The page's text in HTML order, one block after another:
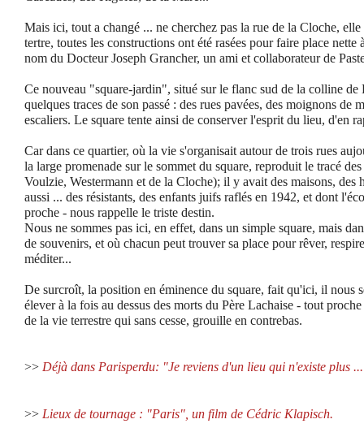
Mais ici, tout a changé ... ne cherchez pas la rue de la Cloche,
tertre, toutes les constructions ont été rasées pour faire place nette
nom du Docteur Joseph Grancher, un ami et collaborateur de
Ce nouveau "square-jardin", situé sur le flanc sud de la colline
quelques traces de son passé : des rues pavées, des moignons de
escaliers. Le square tente ainsi de conserver l'esprit du lieu, d'en
Car dans ce quartier, où la vie s'organisait autour de trois rues
la large promenade sur le sommet du square, reproduit le tracé
Voulzie, Westermann et de la Cloche); il y avait des maisons, des
aussi ... des résistants, des enfants juifs raflés en 1942, et dont
proche - nous rappelle le triste destin.
Nous ne sommes pas ici, en effet, dans un simple square, mais
de souvenirs, et où chacun peut trouver sa place pour rêver,
méditer...
De surcroît, la position en éminence du square, fait qu'ici, il nous
élever à la fois au dessus des morts du Père Lachaise - tout
de la vie terrestre qui sans cesse, grouille en contrebas.
>> Déjà dans Parisperdu: "Je reviens d'un lieu qui n'existe plus
>> Lieux de tournage : "Paris", un film de Cédric Klapisch.